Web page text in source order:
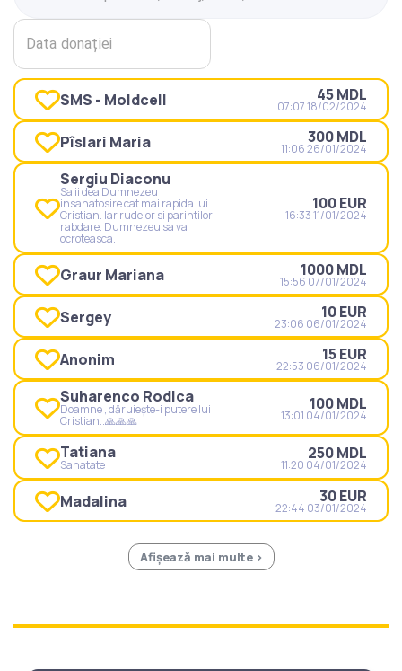
Data donației
SMS - Moldcell 45 MDL
07:07 18/02/2024
Pîslari Maria 300 MDL
11:06 26/01/2024
Sergiu Diaconu
Sa ii dea Dumnezeu
insanatosire cat mai rapida lui
Cristian. Iar rudelor si parintilor
rabdare. Dumnezeu sa va
ocroteasca.
100 EUR
16:33 11/01/2024
Graur Mariana 1000 MDL
15:56 07/01/2024
Sergey 10 EUR
23:06 06/01/2024
Anonim 15 EUR
22:53 06/01/2024
Suharenco Rodica
Doamne , dăruiește-i putere lui
Cristian..🙏🙏🙏
100 MDL
13:01 04/01/2024
Tatiana
Sanatate
250 MDL
11:20 04/01/2024
Madalina 30 EUR
22:44 03/01/2024
Afișează mai multe >